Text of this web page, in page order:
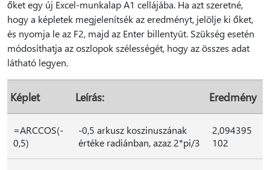
őket egy új Excel-munkalap A1 cellájába. Ha azt szeretné,
hogy a képletek megjelenítsék az eredményt, jelölje ki őket,
és nyomja le az F2, majd az Enter billentyűt. Szükség esetén
módosíthatja az oszlopok szélességét, hogy az összes adat
látható legyen.
Képlet Leírás: Eredmény
=ARCCOS(-
0,5)
-0,5 arkusz koszinuszának
értéke radiánban, azaz 2*pi/3
2,094395
102